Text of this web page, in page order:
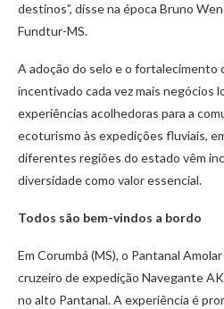
destinos”, disse na época Bruno
Fundtur-MS.
A adoção do selo e o fortalecimento
incentivado cada vez mais negócios
experiências acolhedoras para a
ecoturismo às expedições fluviais,
diferentes regiões do estado vêm
diversidade como valor essencial.
Todos são bem-vindos a bordo
Em Corumbá (MS), o Pantanal
cruzeiro de expedição Navegante
no alto Pantanal. A experiência é